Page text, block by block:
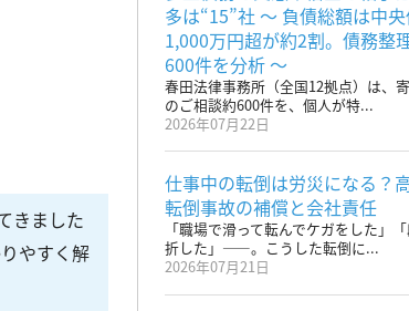
きました
やすく解
多は“15”社 〜 負債総額は中央
1,000万円超が約2割。債務整
600件を分析 〜
春田法律事務所（全国12拠点）は、
のご相談約600件を、個人が特...
2026年07月22日
仕事中の転倒は労災になる？
転倒事故の補償と会社責任
「職場で滑って転んでケガをした」
折した」——。こうした転倒に...
2026年07月21日